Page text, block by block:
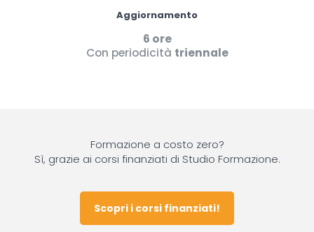
Aggiornamento
6 ore
Con periodicità triennale
Formazione a costo zero?
Sì, grazie ai corsi finanziati di Studio Formazione.
Scopri i corsi finanziati!